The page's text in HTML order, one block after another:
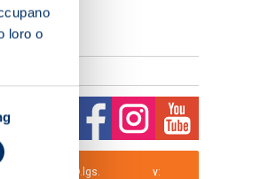
loro o
Codice Etico D.lgs.
v: